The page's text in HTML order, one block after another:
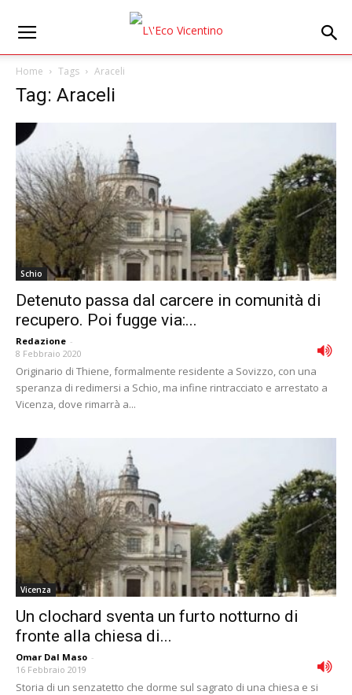
Home Tags Araceli
Tag: Araceli
Schio
Detenuto passa dal carcere in comunità di
recupero. Poi fugge via:...
Redazione -
8 Febbraio 2020
Originario di Thiene, formalmente residente a Sovizzo, con una
speranza di redimersi a Schio, ma infine rintracciato e arrestato a
Vicenza, dove rimarrà a...
Vicenza
Un clochard sventa un furto notturno di
fronte alla chiesa di...
Omar Dal Maso -
16 Febbraio 2019
Storia di un senzatetto che dorme sul sagrato di una chiesa e si